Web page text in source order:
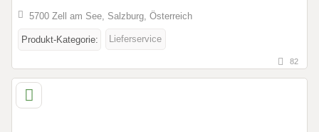
5700 Zell am See, Salzburg, Österreich
Produkt-Kategorie: Lieferservice
82